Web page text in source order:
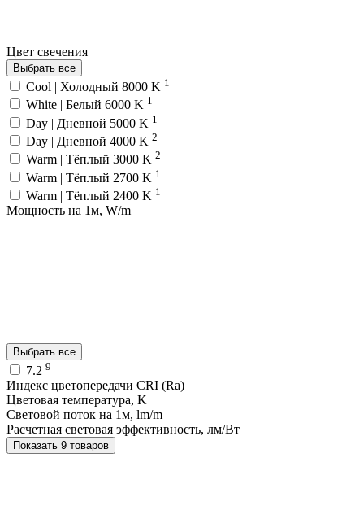
Цвет свечения
Выбрать все
Cool | Холодный 8000 K 1
White | Белый 6000 K 1
Day | Дневной 5000 K 1
Day | Дневной 4000 K 2
Warm | Тёплый 3000 K 2
Warm | Тёплый 2700 K 1
Warm | Тёплый 2400 K 1
Мощность на 1м, W/m
Выбрать все
7.2 9
Индекс цветопередачи CRI (Ra)
Цветовая температура, K
Световой поток на 1м, lm/m
Расчетная световая эффективность, лм/Вт
Показать 9 товаров